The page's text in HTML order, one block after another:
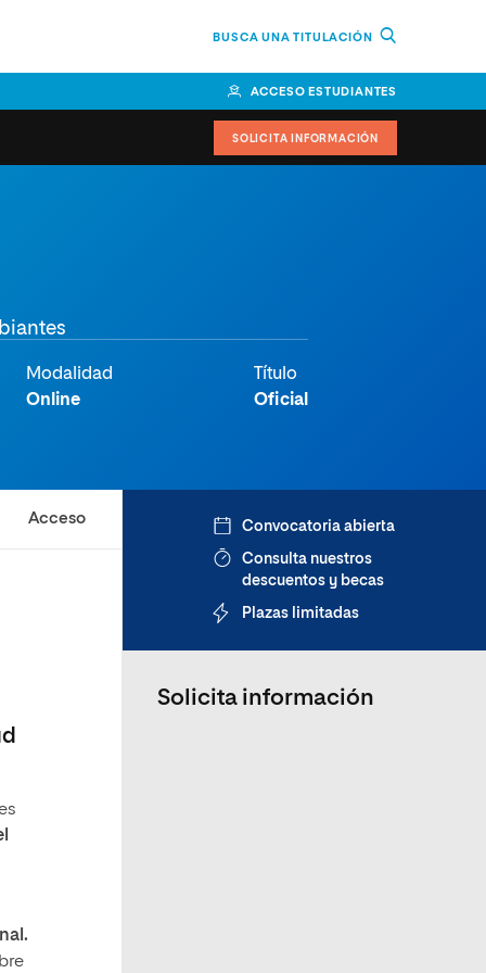
BUSCA UNA TITULACIÓN
ACCESO ESTUDIANTES
SOLICITA INFORMACIÓN
Modalidad
Online
Título
Oficial
Acceso Convocatoria abierta
Consulta nuestros
descuentos y becas
Plazas limitadas
Solicita información